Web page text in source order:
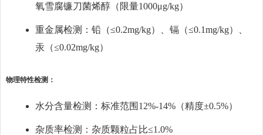
氧雪腐镰刀菌烯醇（限量1000μg/kg）
重金属检测：铅（≤0.2mg/kg）、镉（≤0.1mg/kg）、
汞（≤0.02mg/kg）
物理特性检测：
水分含量检测：标准范围12%-14%（精度±0.5%）
杂质率检测：杂质颗粒占比≤1.0%